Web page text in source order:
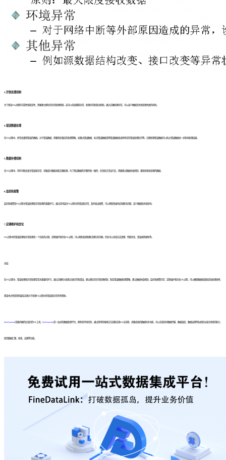
3.异常处理机制
为了保证ETL过程的可靠性和稳定性，需要建立健壮的异常处理机制。这可以包括捕获异常、处理异常和重试机制。通过正确处理异常，可以减少数据丢失和处理失败的风险。
4.错误数据处理
在ETL过程中，经常会遇到错误的数据。对于错误数据，需要制定相应的处理策略，如跳过错误数据、标记错误数据或将错误数据发送到特定的错误处理队列等。合理处理错误数据可以防止错误数据进一步影响处理结果。
5.数据补偿机制
在ETL过程中，有时可能会发生错误和异常，导致部分数据未能正确处理。为了保证数据的完整性和一致性，在恢复正常运行后，需要建立数据补偿机制，重新处理未处理的数据。
6.监控和报警
监控和报警是ETL过程中错误处理和异常处理的重要环节。通过实时监控ETL过程中的错误和异常，及时发出报警，可以帮助快速响应和解决问题，减少数据损失和影响。
7.定期维护和优化
ETL过程中的错误处理和异常处理是一个动态的过程。定期维护和优化ETL过程，可以帮助发现和解决潜在的问题。优化可以包括日志清理、性能优化、错误规则更新等。
总结：
在ETL过程中，错误处理和异常处理是至关重要的环节。通过正确的分类和记录异常和错误，建立健壮的异常处理机制，制定错误数据处理策略，建立数据补偿机制，监控和报警异常，定期维护和优化ETL过程，可以确保数据质量和提高处理效率。
希望本文所提到的最佳实践对于处理ETL过程中的错误和异常有所帮助。
FineDataLink 是国内做的比较好的ETL工具， FineDataLink 是一站式的数据处理平台，拥有低代码优势，通过简单的拖拽交互就能实现ETL全流程，具备高效的数据同步功能，可以实现实时数据传输、数据调度、数据治理等各类复杂组合场景的能力，
提供数据汇聚、研发、治理等功能。